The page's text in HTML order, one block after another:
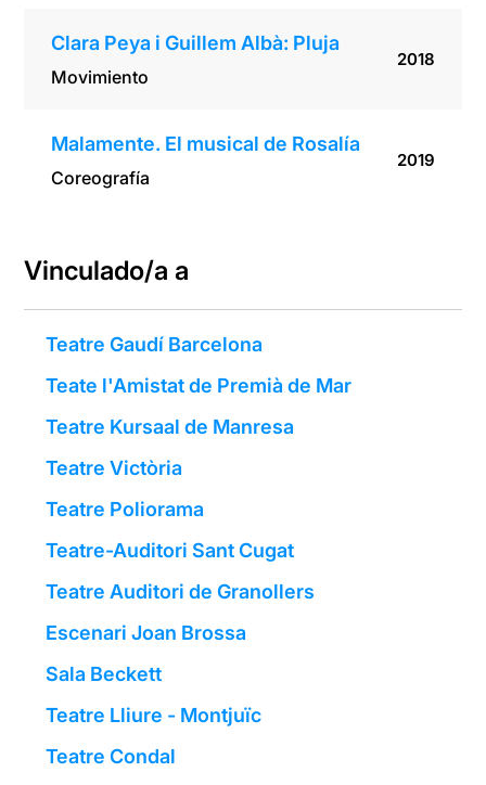
Clara Peya i Guillem Albà: Pluja
Movimiento
2018
Malamente. El musical de Rosalía
Coreografía
2019
Vinculado/a a
Teatre Gaudí Barcelona
Teate l'Amistat de Premià de Mar
Teatre Kursaal de Manresa
Teatre Victòria
Teatre Poliorama
Teatre-Auditori Sant Cugat
Teatre Auditori de Granollers
Escenari Joan Brossa
Sala Beckett
Teatre Lliure - Montjuïc
Teatre Condal